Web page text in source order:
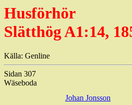
Husförhör
Slätthög A1:14,
Källa: Genline
Sidan 307
Wäseboda
Johan Jonsson